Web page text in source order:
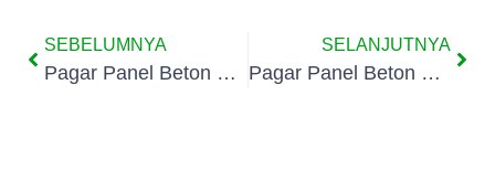
SEBELUMNYA
Pagar Panel Beton Precast Rengas Tangerang Selatan
SELANJUTNYA
Pagar Panel Beton Precast Bambu Apus Tangerang Selatan